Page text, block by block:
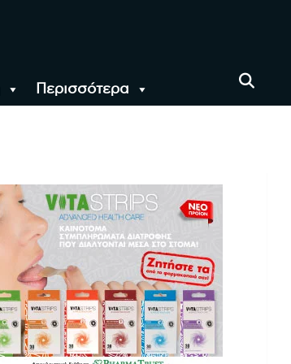
Περισσότερα